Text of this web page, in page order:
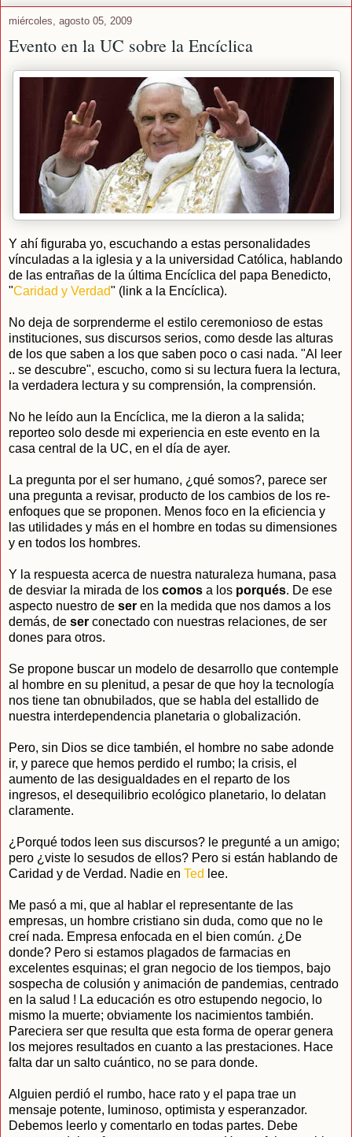
miércoles, agosto 05, 2009
Evento en la UC sobre la Encíclica
Y ahí figuraba yo, escuchando a estas personalidades
vínculadas a la iglesia y a la universidad Católica, hablando
de las entrañas de la última Encíclica del papa Benedicto,
"Caridad y Verdad" (link a la Encíclica).
No deja de sorprenderme el estilo ceremonioso de estas
instituciones, sus discursos serios, como desde las alturas
de los que saben a los que saben poco o casi nada. "Al leer
.. se descubre", escucho, como si su lectura fuera la lectura,
la verdadera lectura y su comprensión, la comprensión.
No he leído aun la Encíclica, me la dieron a la salida;
reporteo solo desde mi experiencia en este evento en la
casa central de la UC, en el día de ayer.
La pregunta por el ser humano, ¿qué somos?, parece ser
una pregunta a revisar, producto de los cambios de los re-
enfoques que se proponen. Menos foco en la eficiencia y
las utilidades y más en el hombre en todas su dimensiones
y en todos los hombres.
Y la respuesta acerca de nuestra naturaleza humana, pasa
de desviar la mirada de los comos a los porqués. De ese
aspecto nuestro de ser en la medida que nos damos a los
demás, de ser conectado con nuestras relaciones, de ser
dones para otros.
Se propone buscar un modelo de desarrollo que contemple
al hombre en su plenitud, a pesar de que hoy la tecnología
nos tiene tan obnubilados, que se habla del estallido de
nuestra interdependencia planetaria o globalización.
Pero, sin Dios se dice también, el hombre no sabe adonde
ir, y parece que hemos perdido el rumbo; la crisis, el
aumento de las desigualdades en el reparto de los
ingresos, el desequilibrio ecológico planetario, lo delatan
claramente.
¿Porqué todos leen sus discursos? le pregunté a un amigo;
pero ¿viste lo sesudos de ellos? Pero si están hablando de
Caridad y de Verdad. Nadie en Ted lee.
Me pasó a mi, que al hablar el representante de las
empresas, un hombre cristiano sin duda, como que no le
creí nada. Empresa enfocada en el bien común. ¿De
donde? Pero si estamos plagados de farmacias en
excelentes esquinas; el gran negocio de los tiempos, bajo
sospecha de colusión y animación de pandemias, centrado
en la salud ! La educación es otro estupendo negocio, lo
mismo la muerte; obviamente los nacimientos también.
Pareciera ser que resulta que esta forma de operar genera
los mejores resultados en cuanto a las prestaciones. Hace
falta dar un salto cuántico, no se para donde.
Alguien perdió el rumbo, hace rato y el papa trae un
mensaje potente, luminoso, optimista y esperanzador.
Debemos leerlo y comentarlo en todas partes. Debe